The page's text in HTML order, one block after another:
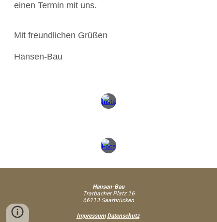
einen Termin mit uns.
Mit freundlichen Grüßen
Hansen-Bau
Hansen-Bau
Trarbacher Platz 16
66113 Saarbrücken
Impressum Datenschutz